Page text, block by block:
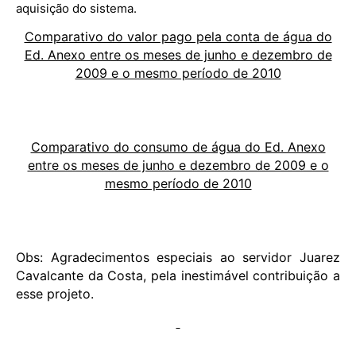
aquisição do sistema.
Comparativo do valor pago pela conta de água do
Ed. Anexo entre os meses de junho e dezembro de
2009 e o mesmo período de 2010
Comparativo do consumo de água do Ed. Anexo
entre os meses de junho e dezembro de 2009 e o
mesmo período de 2010
Obs: Agradecimentos especiais ao servidor Juarez
Cavalcante da Costa, pela inestimável contribuição a
esse projeto.